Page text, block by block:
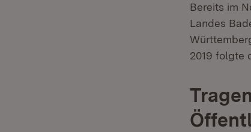
Bereits im
Landes
2019 folgte